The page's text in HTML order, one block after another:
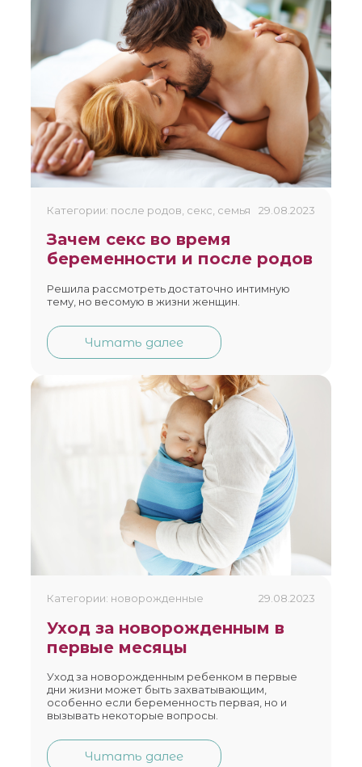
Категории: после родов, секс, семья 29.08.2023
Зачем секс во время
беременности и после родов
Решила рассмотреть достаточно интимную
тему, но весомую в жизни женщин.
Читать далее
Категории: новорожденные 29.08.2023
Уход за новорожденным в
первые месяцы
Уход за новорожденным ребенком в первые
дни жизни может быть захватывающим,
особенно если беременность первая, но и
вызывать некоторые вопросы.
Читать далее